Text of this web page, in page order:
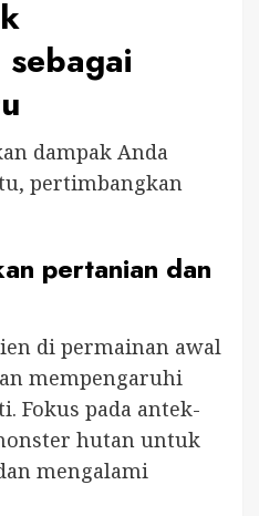
dampak Anda
pertimbangkan
pertanian dan
di permainan awal
mempengaruhi
Fokus pada antek-
hutan untuk
mengalami